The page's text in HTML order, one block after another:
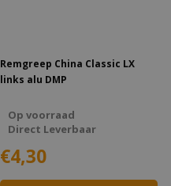
Remgreep China Classic LX
links alu DMP
Op voorraad
Direct Leverbaar
€4,30